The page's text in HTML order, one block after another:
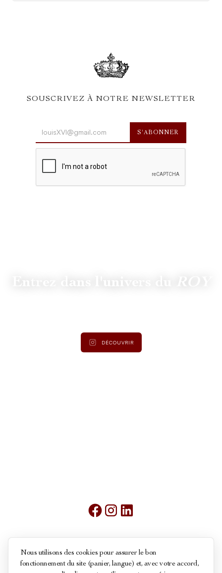
SOUSCRIVEZ À NOTRE NEWSLETTER
ROY
DÉCOUVRIR
Conditions générales de ventes
Nous utilisons des cookies pour assurer le bon
fonctionnement du site (panier, langue) et, avec votre accord,